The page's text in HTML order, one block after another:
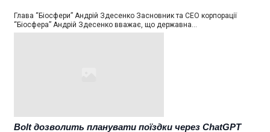
Глава “Біосфери” Андрій Здесенко Засновник та СЕО корпорації
“Біосфера” Андрій Здесенко вважає, що державна…
Bolt дозволить планувати поїздки через ChatGPT